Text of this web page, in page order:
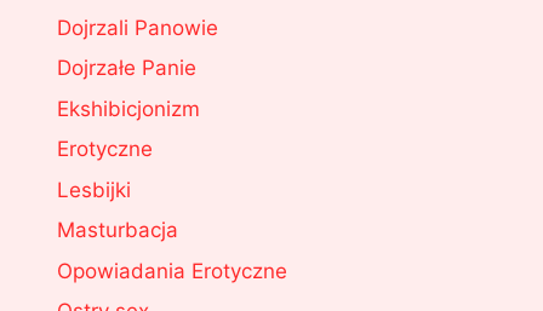
Dojrzali Panowie
Dojrzałe Panie
Ekshibicjonizm
Erotyczne
Lesbijki
Masturbacja
Opowiadania Erotyczne